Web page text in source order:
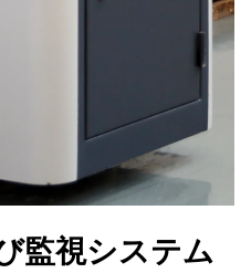
監視システム